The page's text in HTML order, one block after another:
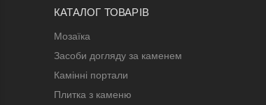
КАТАЛОГ ТОВАРІВ
Мозаїка
Засоби догляду за каменем
Камінні портали
Плитка з каменю